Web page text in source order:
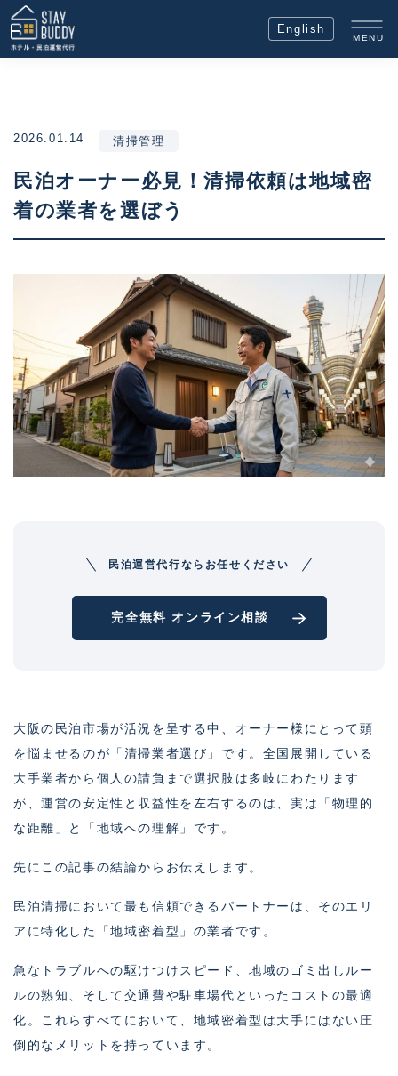
English
MENU
2026.01.14 清掃管理
民泊オーナー必見！清掃依頼は地域密
着の業者を選ぼう
民泊運営代行ならお任せください
完全無料 オンライン相談
大阪の民泊市場が活況を呈する中、オーナー様にとって頭
を悩ませるのが「清掃業者選び」です。全国展開している
大手業者から個人の請負まで選択肢は多岐にわたります
が、運営の安定性と収益性を左右するのは、実は「物理的
な距離」と「地域への理解」です。
先にこの記事の結論からお伝えします。
民泊清掃において最も信頼できるパートナーは、そのエリ
アに特化した「地域密着型」の業者です。
急なトラブルへの駆けつけスピード、地域のゴミ出しルー
ルの熟知、そして交通費や駐車場代といったコストの最適
化。これらすべてにおいて、地域密着型は大手にはない圧
倒的なメリットを持っています。